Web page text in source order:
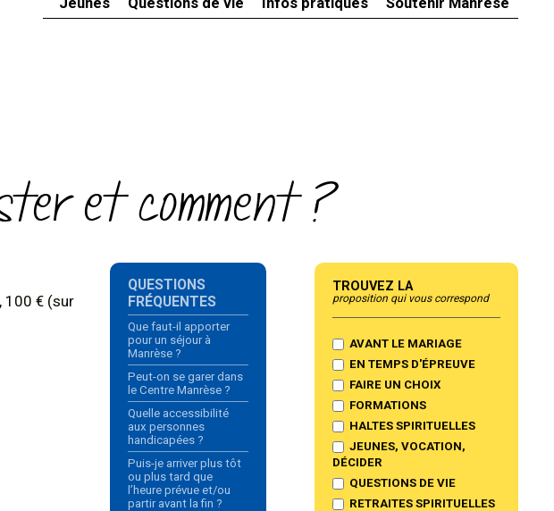
et comment ?
100 € (sur
Trouvez la
proposition qui vous correspond
AVANT LE MARIAGE
EN TEMPS D'ÉPREUVE
FAIRE UN CHOIX
FORMATIONS
HALTES SPIRITUELLES
JEUNES, VOCATION,
DÉCIDER
QUESTIONS DE VIE
RETRAITES SPIRITUELLES
Navigation
QUESTIONS
FRÉQUENTES
Que faut-il apporter
pour un séjour à
Manrèse ?
Peut-on se garer dans
le Centre Manrèse ?
Quelle accessibilité
aux personnes
handicapées ?
Puis-je arriver plus tôt
ou plus tard que
l’heure prévue et/ou
partir avant la fin ?